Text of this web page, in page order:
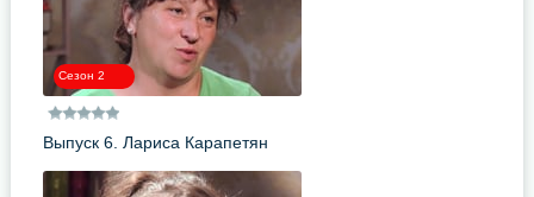
Сезон 2
Выпуск 6. Лариса Карапетян